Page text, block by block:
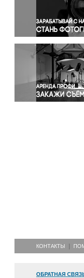
Правосудие
Религия
Светская
Спорт
Экология
Экономика и
КОНТАКТЫ
ОБРАТНАЯ